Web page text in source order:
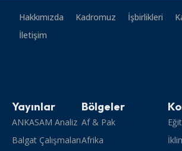
Hakkımızda Kadromuz İşbirlikleri
İletişim
Yayınlar
ANKASAM Analiz
Balgat Çalışmaları
Bölgeler
Af & Pak
Afrika